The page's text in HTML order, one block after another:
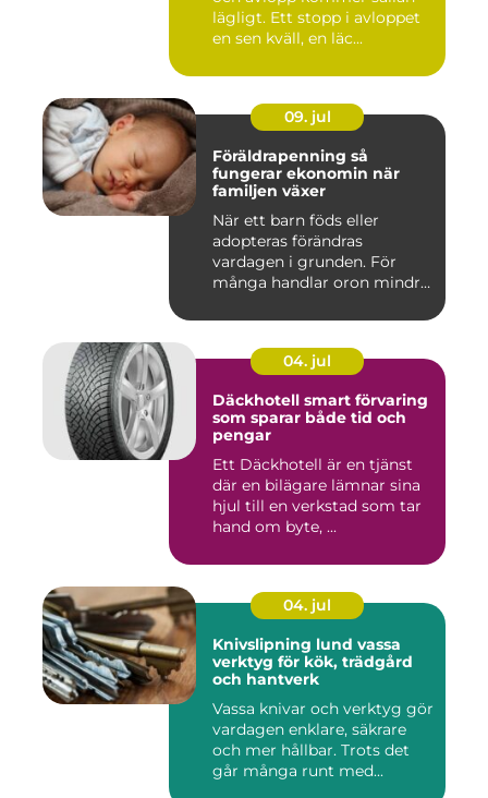
lägligt. Ett stopp i avloppet
en sen kväll, en läc...
09. jul
Föräldrapenning så
fungerar ekonomin när
familjen växer
När ett barn föds eller
adopteras förändras
vardagen i grunden. För
många handlar oron mindre
04. jul
Däckhotell smart förvaring
som sparar både tid och
pengar
Ett Däckhotell är en tjänst
där en bilägare lämnar sina
hjul till en verkstad som tar
hand om byte, ...
04. jul
Knivslipning lund vassa
verktyg för kök, trädgård
och hantverk
Vassa knivar och verktyg gör
vardagen enklare, säkrare
och mer hållbar. Trots det
går många runt med...